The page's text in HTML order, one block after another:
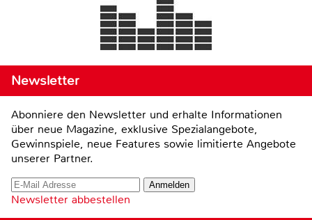
Newsletter
Abonniere den Newsletter und erhalte Informationen
über neue Magazine, exklusive Spezialangebote,
Gewinnspiele, neue Features sowie limitierte Angebote
unserer Partner.
Newsletter abbestellen